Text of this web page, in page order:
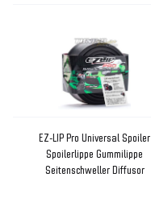
EZ-LIP Pro Universal Spoiler
Spoilerlippe Gummilippe
Seitenschweller Diffusor